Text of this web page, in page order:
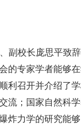
副校长庞思平致
的专家学者能够
利召开并介绍了
流；国家自然科
炸力学的研究能